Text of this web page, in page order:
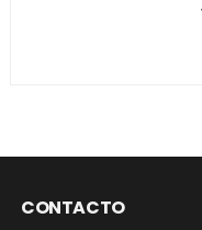
CONTACTO